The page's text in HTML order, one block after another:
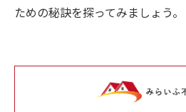
ための秘訣を探ってみましょう。